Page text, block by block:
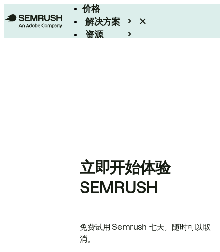
价格
解决方案
资源
立即开始体验
SEMRUSH
免费试用 Semrush 七天。随时可以取
消。